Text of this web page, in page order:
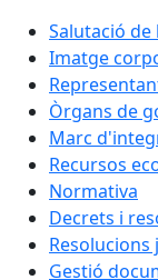
Salutació de
Imatge
Òrgans de
Marc
Recursos
Normativa
Decrets i
Resolucions
Gestió